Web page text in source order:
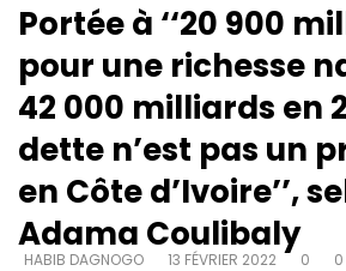
Portée à ‘‘20 900
pour une richesse
42 000 milliards en
dette n’est pas un
en Côte d’Ivoire’’,
Adama Coulibaly
HABIB DAGNOGO 13 FÉVRIER 2022 0 0